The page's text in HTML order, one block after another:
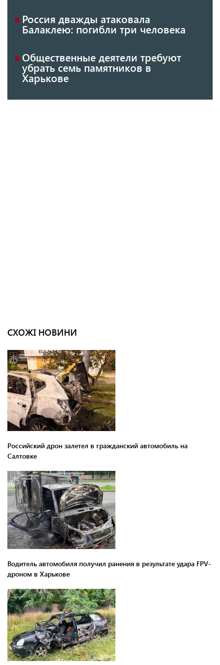
Россия дважды атаковала
Балаклею: погибли три человека
Общественные деятели требуют
убрать семь памятников в
Харькове
СХОЖІ НОВИНИ
Российский дрон залетел в гражданский автомобиль на
Салтовке
Водитель автомобиля получил ранения в результате удара FPV-
дроном в Харькове